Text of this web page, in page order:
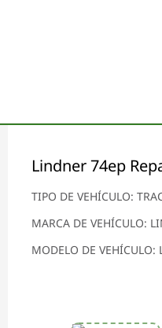
Lindner 74ep
TIPO DE VEHÍCULO:
MARCA DE VEHÍCULO:
MODELO DE VEHÍCULO: